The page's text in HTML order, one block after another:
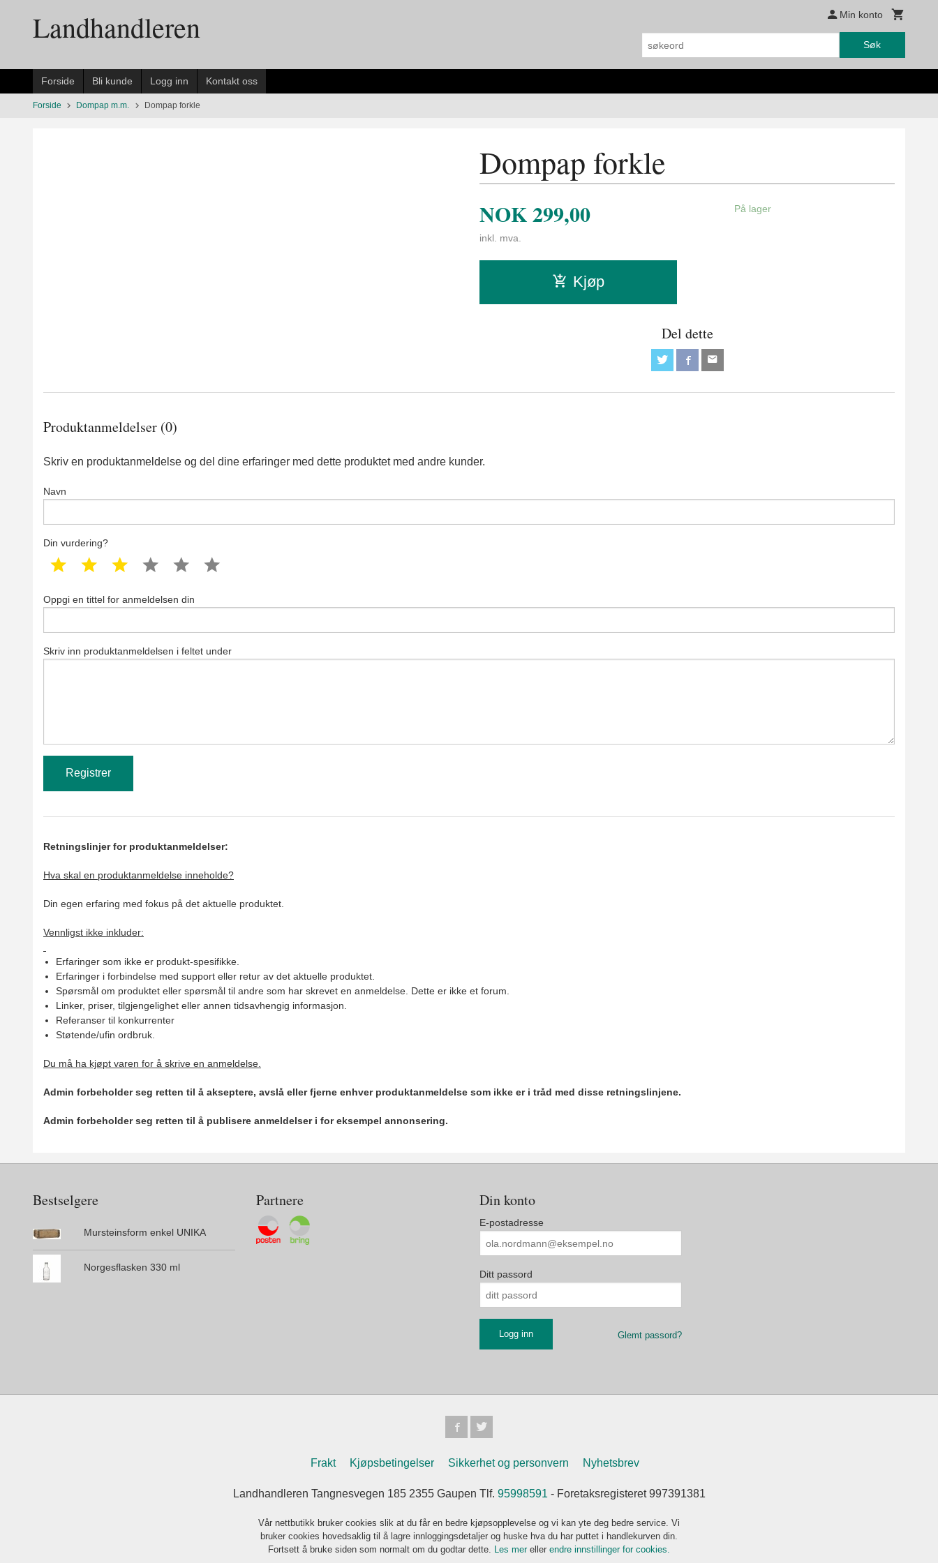
innholdetLandhandleren Min konto
Søk
Forside Bli kunde Logg inn Kontakt oss
Forside Dompap m.m. Dompap forkle
Dompap forkle
NOK299,00
inkl. mva.
På lager
Kjøp
Del dette
Produktanmeldelser (0)
Skriv en produktanmeldelse og del dine erfaringer med dette produktet med andre kunder.
Navn
Din vurdering?
1 star 2 star 3 star 4 star 5 star
Oppgi en tittel for anmeldelsen din
Skriv inn produktanmeldelsen i feltet under
Retningslinjer for produktanmeldelser:
Hva skal en produktanmeldelse inneholde?
Din egen erfaring med fokus på det aktuelle produktet.
Vennligst ikke inkluder:
Erfaringer som ikke er produkt-spesifikke.
Erfaringer i forbindelse med support eller retur av det aktuelle produktet.
Spørsmål om produktet eller spørsmål til andre som har skrevet en anmeldelse. Dette er ikke et forum.
Linker, priser, tilgjengelighet eller annen tidsavhengig informasjon.
Referanser til konkurrenter
Støtende/ufin ordbruk.
Du må ha kjøpt varen for å skrive en anmeldelse.
Admin forbeholder seg retten til å akseptere, avslå eller fjerne enhver produktanmeldelse som ikke er i tråd med disse retningslinjene.
Admin forbeholder seg retten til å publisere anmeldelser i for eksempel annonsering.
Bestselgere
Mursteinsform enkel UNIKA
Norgesflasken 330 ml
Partnere Din konto
E-postadresse
Ditt passord
Glemt passord?
Frakt Kjøpsbetingelser Sikkerhet og personvern Nyhetsbrev
Landhandleren Tangnesvegen 185 2355 Gaupen Tlf. 95998591 - Foretaksregisteret 997391381
Vår nettbutikk bruker cookies slik at du får en bedre kjøpsopplevelse og vi kan yte deg bedre service. Vi
bruker cookies hovedsaklig til å lagre innloggingsdetaljer og huske hva du har puttet i handlekurven din.
Fortsett å bruke siden som normalt om du godtar dette. Les mer eller endre innstillinger for cookies.